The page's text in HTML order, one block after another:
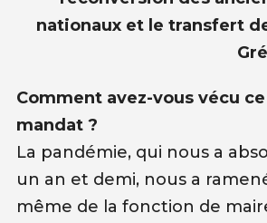
nationaux et le transfert
Comment avez-vous vécu
mandat ?
La pandémie, qui nous a
un an et demi, nous a
même de la fonction de